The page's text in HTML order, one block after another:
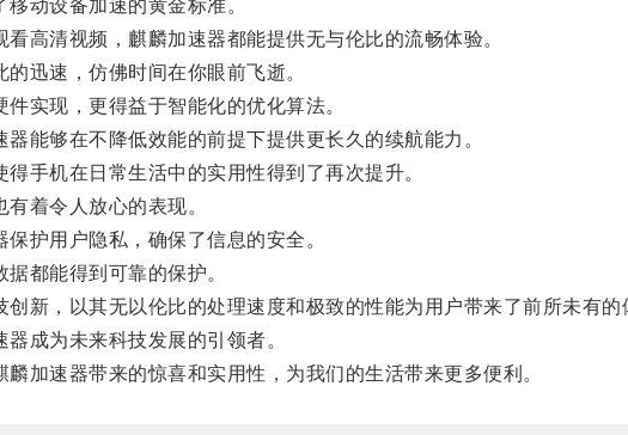
动设备加速的黄金标准。
清视频，麒麟加速器都能提供无与伦比的流畅体验。
迅速，仿佛时间在你眼前飞逝。
实现，更得益于智能化的优化算法。
够在不降低效能的前提下提供更长久的续航能力。
机在日常生活中的实用性得到了再次提升。
着令人放心的表现。
护用户隐私，确保了信息的安全。
都能得到可靠的保护。
，以其无以伦比的处理速度和极致的性能为用户带来了前所未有的
成为未来科技发展的引领者。
速器带来的惊喜和实用性，为我们的生活带来更多便利。